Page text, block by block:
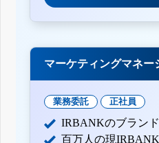
マーケティングマネー
業務委託 正社員
IRBANKのブラン
百万人の現